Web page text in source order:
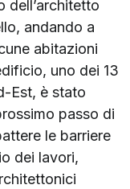
dell’architetto
andando a
abitazioni
uno dei 13
Est, è stato
passo di
le barriere
dei lavori,